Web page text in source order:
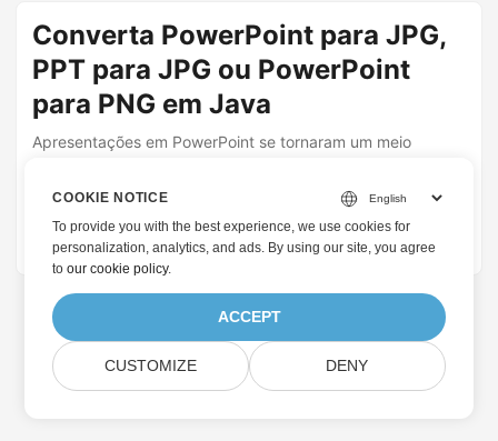
que, com a ajuda dessa poderosa API, você pode
facilmente converter slides do PowerPoint em imagens,
incluindo formas, e personalizar o formato da imagem de
saída de acordo com suas preferências.
Converta PowerPoint para JPG,
PPT para JPG ou PowerPoint
para PNG em Java
Apresentações em PowerPoint se tornaram um meio
entanto, às vezes precisamos converter essas
compartilháveis, como JPG. Neste artigo, exploraremos
como realizar a conversão de PowerPoint para JPG usando
diferentes abordagens disponíveis para realizar essa tarefa
de forma eficiente e eficaz, incluindo o Java Cloud SDK.
June 22, 2021· Nayyer Shahbaz · 7 minutos
COOKIE NOTICE
To provide you with the best experience, we use cookies for
personalization, analytics, and ads. By using our site, you agree
toour cookie policy.
ACCEPT
CUSTOMIZE DENY